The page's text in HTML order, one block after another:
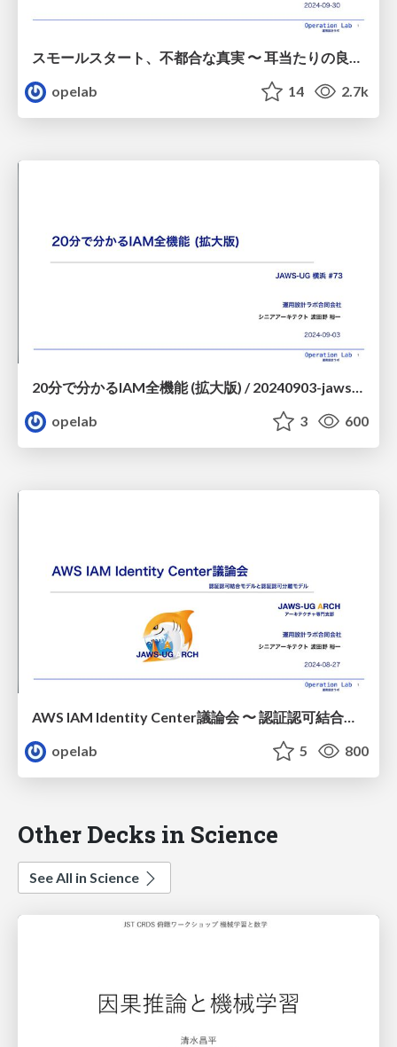
opelab
14 2.7k
20分で分かるIAM全機能 (拡大版) / 20240903-jawsug-yokohama-iam
opelab
3 600
AWS IAM Identity Center議論会 〜 認証認可結合モデルと認証認可分離モデル / 20240827-jawsug-arch-iam_identity_center
opelab
5 800
Other Decks in Science
See All in Science